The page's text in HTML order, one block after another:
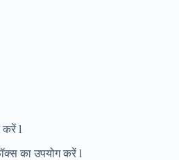
करें l
का उपयोग करें l